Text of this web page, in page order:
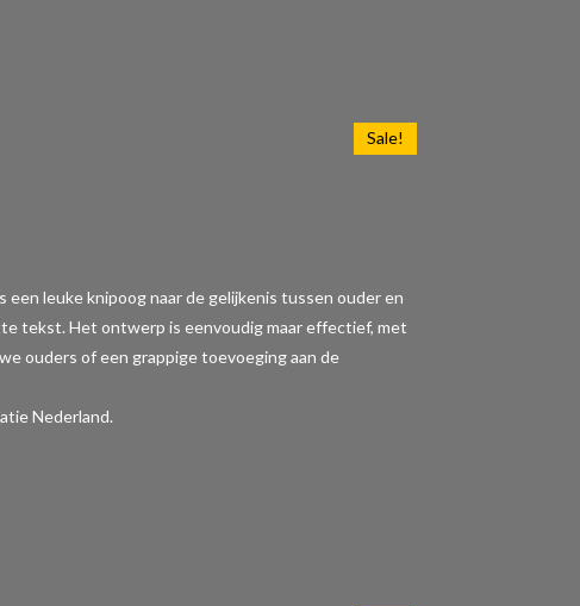
Sale!
leuke knipoog naar de gelijkenis tussen ouder en
tekst. Het ontwerp is eenvoudig maar effectief, met
ouders of een grappige toevoeging aan de
Nederland.